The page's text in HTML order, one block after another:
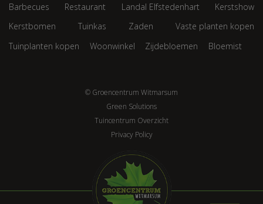
Barbecues Restaurant Landal Elfstedenhart
Kerstshow
Kerstbomen
Tuinkas Zaden
Vaste planten kopen
Tuinplanten kopen
Woonwinkel Zijdebloemen Bloemist
© Groencentrum Witmarsum
Green Solutions
Tuincentrum Overzicht
Privacy Policy